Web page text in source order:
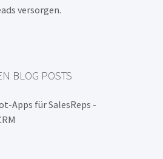
versorgen.
BLOG POSTS
Apps für SalesReps -